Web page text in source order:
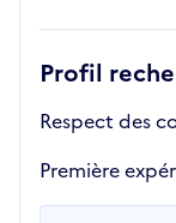
Profil
Respect des
Première